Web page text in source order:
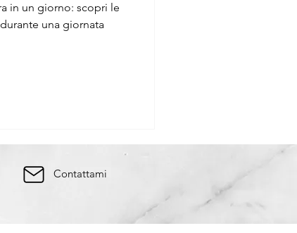
in un giorno: scopri le
una giornata
Contattami